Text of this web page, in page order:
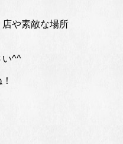
や素敵な場所
い^^